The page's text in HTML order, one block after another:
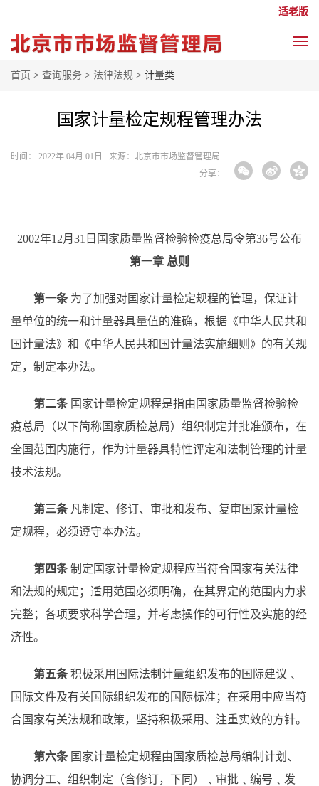
适老版
首页 > 查询服务 > 法律法规 > 计量类
国家计量检定规程管理办法
时间： 2022年 04月 01日 来源： ​北京市市场监督管理局
分享：
2002年12月31日国家质量监督检验检疫总局令第36号公布
第一章 总则
第一条 为了加强对国家计量检定规程的管理，保证计
量单位的统一和计量器具量值的准确，根据《中华人民共和
国计量法》和《中华人民共和国计量法实施细则》的有关规
定，制定本办法。
第二条 国家计量检定规程是指由国家质量监督检验检
疫总局（以下简称国家质检总局）组织制定并批准颁布，在
全国范围内施行，作为计量器具特性评定和法制管理的计量
技术法规。
第三条 凡制定、修订、审批和发布、复审国家计量检
定规程，必须遵守本办法。
第四条 制定国家计量检定规程应当符合国家有关法律
和法规的规定；适用范围必须明确，在其界定的范围内力求
完整；各项要求科学合理，并考虑操作的可行性及实施的经
济性。
第五条 积极采用国际法制计量组织发布的国际建议﹑
国际文件及有关国际组织发布的国际标准；在采用中应当符
合国家有关法规和政策，坚持积极采用、注重实效的方针。
第六条 国家计量检定规程由国家质检总局编制计划、
协调分工、组织制定（含修订，下同）﹑审批﹑编号﹑发